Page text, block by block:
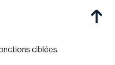
ciblées